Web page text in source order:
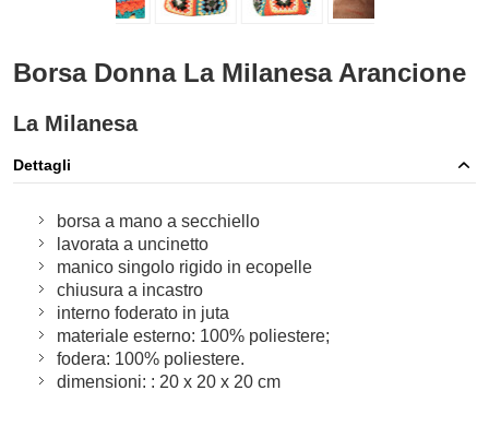
Borsa Donna La Milanesa Arancione
La Milanesa
Dettagli
borsa a mano a secchiello
lavorata a uncinetto
manico singolo rigido in ecopelle
chiusura a incastro
interno foderato in juta
materiale esterno: 100% poliestere;
fodera: 100% poliestere.
dimensioni: : 20 x 20 x 20 cm